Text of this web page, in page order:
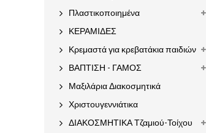
Πλαστικοποιημένα
ΚΕΡΑΜΙΔΕΣ
Κρεμαστά για κρεβατάκια παιδιών
ΒΑΠΤΙΣΗ - ΓΑΜΟΣ
Μαξιλάρια Διακοσμητικά
Χριστουγεννιάτικα
ΔΙΑΚΟΣΜΗΤΙΚΑ Τζαμιού-Τοίχου